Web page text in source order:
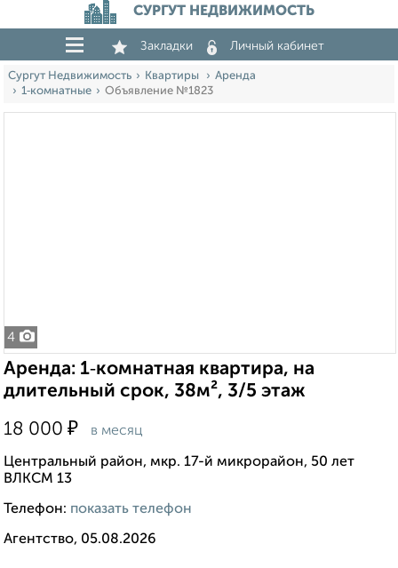
СУРГУТ НЕДВИЖИМОСТЬ
Закладки Личный кабинет
Сургут Недвижимость Квартиры
Аренда
1‑комнатные
Объявление №1823
4
Аренда: 1‑комнатная квартира, на
длительный срок, 38м², 3/5 этаж
18 000 ₽ в месяц
Центральный район, мкр. 17-й микрорайон, 50 лет
ВЛКСМ 13
Телефон: показать телефон
Агентство, 05.08.2026